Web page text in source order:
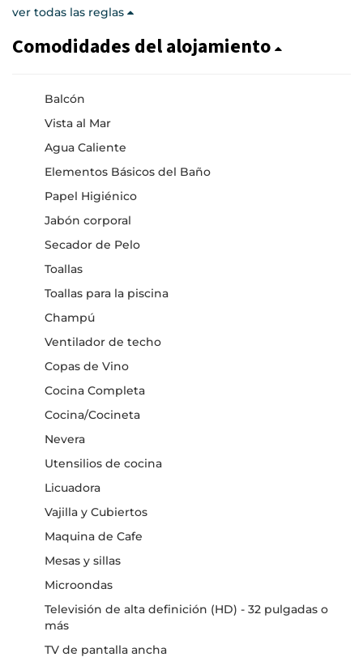
ver todas las reglas
Comodidades del alojamiento
Balcón
Vista al Mar
Agua Caliente
Elementos Básicos del Baño
Papel Higiénico
Jabón corporal
Secador de Pelo
Toallas
Toallas para la piscina
Champú
Ventilador de techo
Copas de Vino
Cocina Completa
Cocina/Cocineta
Nevera
Utensilios de cocina
Licuadora
Vajilla y Cubiertos
Maquina de Cafe
Mesas y sillas
Microondas
Televisión de alta definición (HD) - 32 pulgadas o
más
TV de pantalla ancha